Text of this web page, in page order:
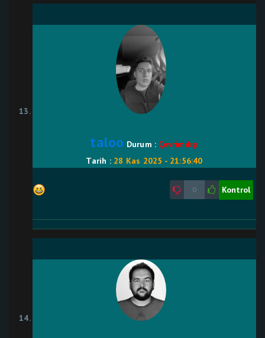
taloo Durum : Çevrimdışı
Tarih : 28 Kas 2025 - 21:56:40
0 Kontrol